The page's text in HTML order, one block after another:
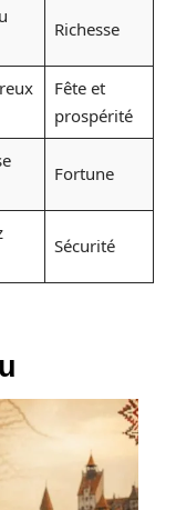
Richesse
Fête et
prospérité
Fortune
Sécurité